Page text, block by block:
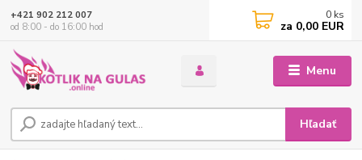
Menu
Hľadať
+421 902 212 007
od 8:00 - do 16:00 hod
0 ks
za 0,00 EUR